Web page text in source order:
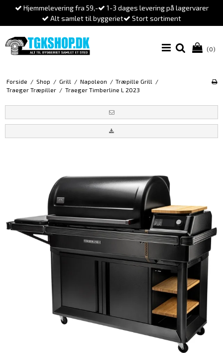
Hjemmelevering fra 59,-
1-3 dages levering på lagervarer
Alt samlet til byggeriet
Stort sortiment
(0)
Forside / Shop / Grill / Napoleon / Træpille Grill
/
Traeger Træpiller / Traeger Timberline L 2023